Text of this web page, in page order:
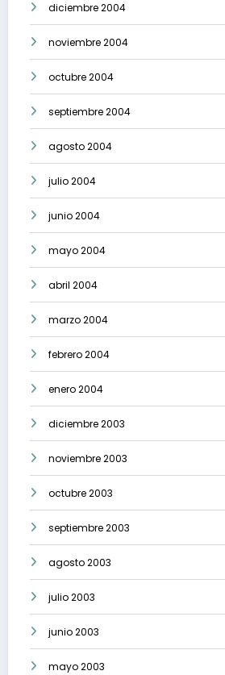
diciembre 2004
noviembre 2004
octubre 2004
septiembre 2004
agosto 2004
julio 2004
junio 2004
mayo 2004
abril 2004
marzo 2004
febrero 2004
enero 2004
diciembre 2003
noviembre 2003
octubre 2003
septiembre 2003
agosto 2003
julio 2003
junio 2003
mayo 2003